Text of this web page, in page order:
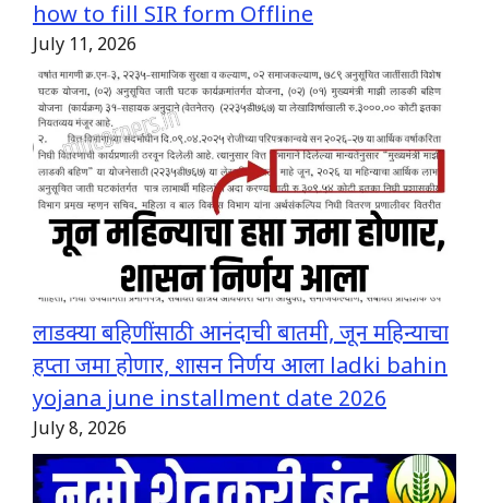
how to fill SIR form Offline
July 11, 2026
लाडक्या बहिणींसाठी आनंदाची बातमी, जून महिन्याचा
हप्ता जमा होणार, शासन निर्णय आला ladki bahin
yojana june installment date 2026
July 8, 2026